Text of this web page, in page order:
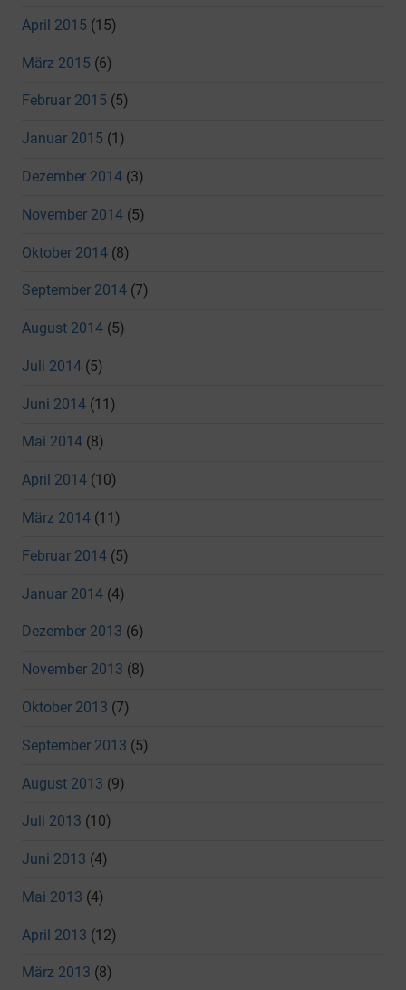
April 2015 (15)
März 2015 (6)
Februar 2015 (5)
Januar 2015 (1)
Dezember 2014 (3)
November 2014 (5)
Oktober 2014 (8)
September 2014 (7)
August 2014 (5)
Juli 2014 (5)
Juni 2014 (11)
Mai 2014 (8)
April 2014 (10)
März 2014 (11)
Februar 2014 (5)
Januar 2014 (4)
Dezember 2013 (6)
November 2013 (8)
Oktober 2013 (7)
September 2013 (5)
August 2013 (9)
Juli 2013 (10)
Juni 2013 (4)
Mai 2013 (4)
April 2013 (12)
März 2013 (8)